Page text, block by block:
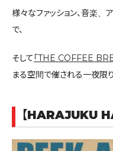
様々なファッション、音楽
で、
そして 「THE COFFEE
まる空間で催される一夜限
【HARAJUKU